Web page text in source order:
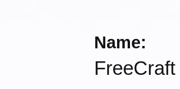
Name:
FreeCraft